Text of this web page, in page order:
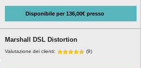
Disponibile per 136,00€ presso
Marshall DSL Distortion
Valutazione dei clienti: (9)